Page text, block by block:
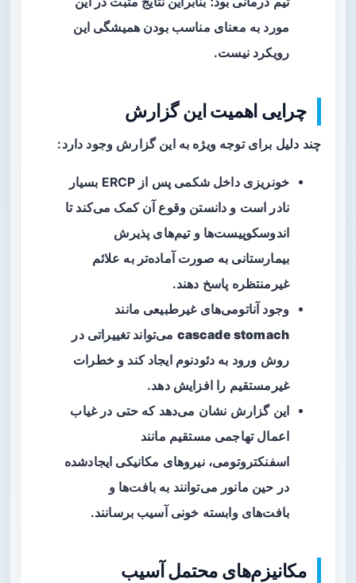
مورد به معنای مناسب بودن همیشگی این
رویکرد نیست.
چرایی اهمیت این گزارش
چند دلیل برای توجه ویژه به این گزارش وجود دارد:
خونریزی داخل شکمی پس از ERCP بسیار
نادر است و دانستن وقوع آن کمک می‌کند تا
اندوسکوپیست‌ها و تیم‌های پذیرش
بیمارستانی به صورت آماده‌تر به علائم
غیرمنتظره پاسخ دهند.
وجود آناتومی‌های غیرطبیعی مانند
cascade stomach می‌تواند تغییراتی در
روش ورود به دئودنوم ایجاد کند و خطرات
غیرمستقیم را افزایش دهد.
این گزارش نشان می‌دهد که حتی در غیاب
اعمال تهاجمی مستقیم مانند
اسفنکتروتومی، نیروهای مکانیکی ایجادشده
در حین مانور می‌توانند به بافت‌ها و
بافت‌های وابسته خونی آسیب برسانند.
مکانیزم‌های محتمل آسیب